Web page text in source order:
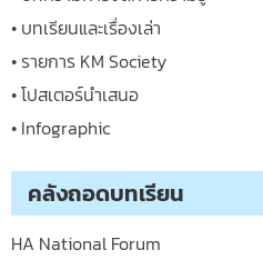
• บทเรียนและเรื่องเล่า
• รายการ KM Society
• โปสเตอร์นำเสนอ
• Infographic
คลังถอดบทเรียน
HA National Forum